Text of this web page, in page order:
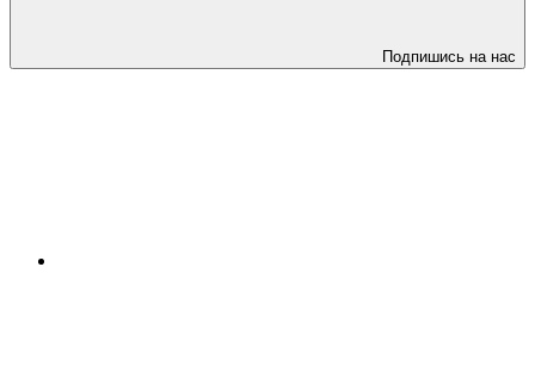
Подпишись на нас